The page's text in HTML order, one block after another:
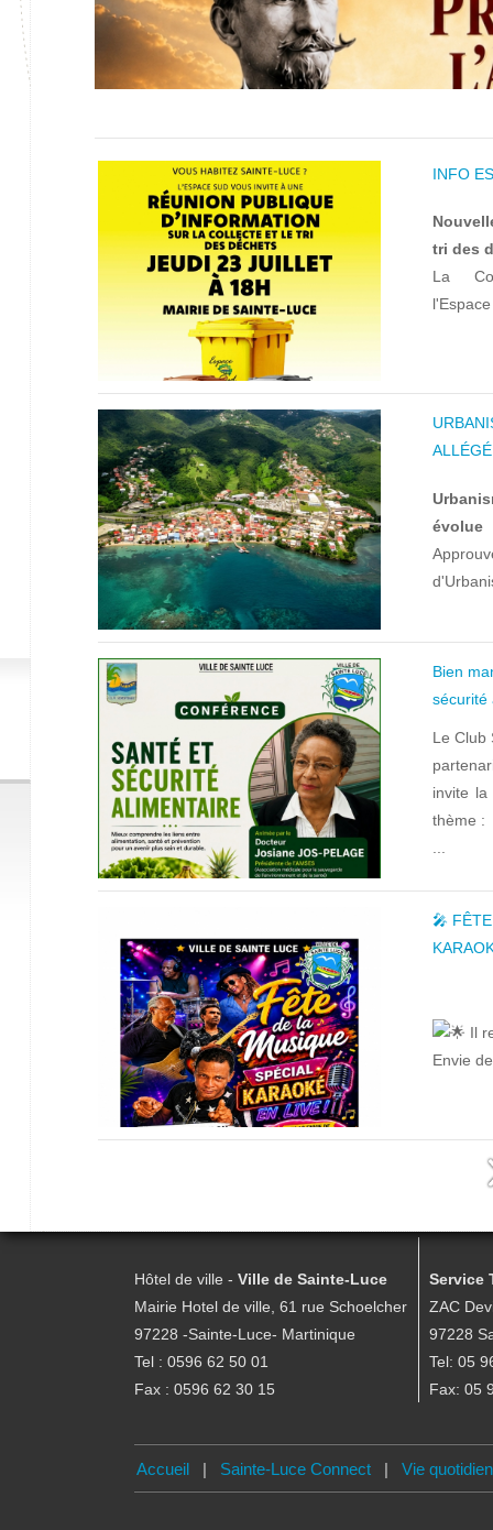
INFO
tri des
La
évolue
Bien
sécurité
Le Club
invite
thème :
🎤
Il
Envie
Hôtel de ville - Ville de Sainte-Luce
Mairie Hotel de ville, 61 rue Schoelcher
97228 -Sainte-Luce- Martinique
Tel : 0596 62 50 01
Fax : 0596 62 30 15
Service
ZAC
97228
Tel: 05
Fax: 05
Accueil| Sainte-Luce Connect| Vie